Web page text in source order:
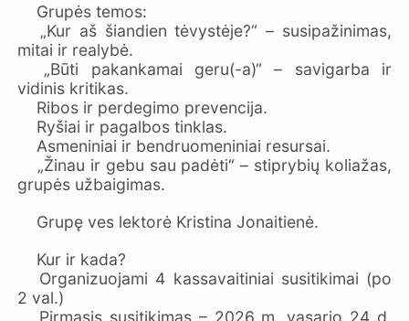
Grupės temos:
„Kur aš šiandien tėvystėje?“ – susipažinimas,
mitai ir realybė.
„Būti pakankamai geru(-a)“ – savigarba ir
vidinis kritikas.
Ribos ir perdegimo prevencija.
Ryšiai ir pagalbos tinklas.
Asmeniniai ir bendruomeniniai resursai.
„Žinau ir gebu sau padėti“ – stiprybių koliažas,
grupės užbaigimas.
Grupę ves lektorė Kristina Jonaitienė.
Kur ir kada?
Organizuojami 4 kassavaitiniai susitikimai (po
2 val.)
Pirmasis susitikimas – 2026 m. vasario 24 d.